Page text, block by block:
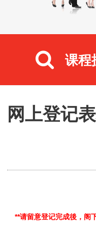
课程
网上登记
**请留意登记完成後，阁